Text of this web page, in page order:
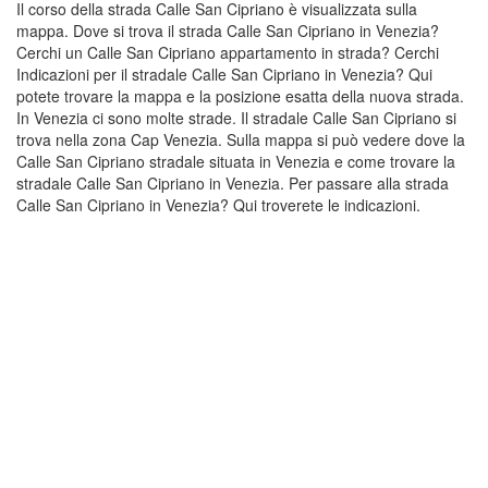
Il corso della strada Calle San Cipriano è visualizzata sulla
mappa. Dove si trova il strada Calle San Cipriano in Venezia?
Cerchi un Calle San Cipriano appartamento in strada? Cerchi
Indicazioni per il stradale Calle San Cipriano in Venezia? Qui
potete trovare la mappa e la posizione esatta della nuova strada.
In Venezia ci sono molte strade. Il stradale Calle San Cipriano si
trova nella zona Cap Venezia. Sulla mappa si può vedere dove la
Calle San Cipriano stradale situata in Venezia e come trovare la
stradale Calle San Cipriano in Venezia. Per passare alla strada
Calle San Cipriano in Venezia? Qui troverete le indicazioni.